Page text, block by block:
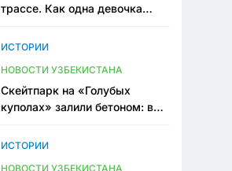
трассе. Как одна девочка
Узбекистане
ИСТОРИИ
НОВОСТИ УЗБЕКИСТАНА
Скейтпарк на «Голубых
куполах» залили бетоном: в
одно общественное
ИСТОРИИ
НОВОСТИ УЗБЕКИСТАНА